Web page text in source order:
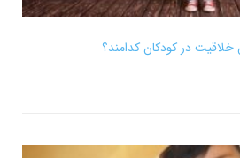
در کودکان کدامند؟